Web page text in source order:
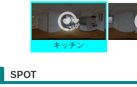
キッチン
SPOT